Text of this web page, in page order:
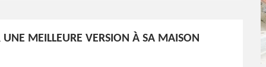
UNE MEILLEURE VERSION À SA MAISON